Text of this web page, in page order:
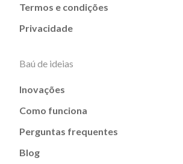
Termos e condições
Privacidade
Baú de ideias
Inovações
Como funciona
Perguntas frequentes
Blog